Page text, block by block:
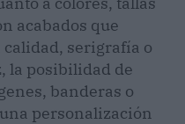
acabados que
serigrafía o
la posibilidad de
banderas o
personalización